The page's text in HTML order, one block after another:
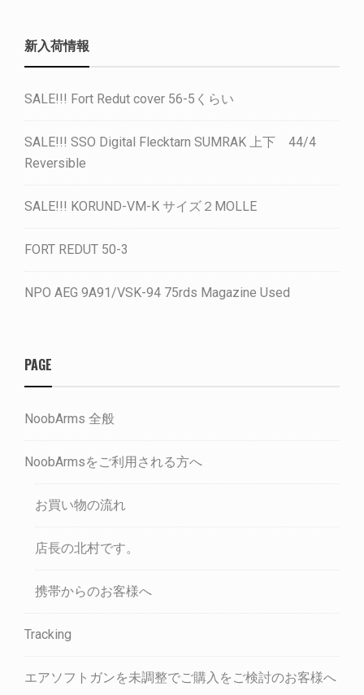
新入荷情報
SALE!!! Fort Redut cover 56-5くらい
SALE!!! SSO Digital Flecktarn SUMRAK 上下 44/4
Reversible
SALE!!! KORUND-VM-K サイズ２MOLLE
FORT REDUT 50-3
NPO AEG 9A91/VSK-94 75rds Magazine Used
PAGE
NoobArms 全般
NoobArmsをご利用される方へ
お買い物の流れ
店長の北村です。
携帯からのお客様へ
Tracking
エアソフトガンを未調整でご購入をご検討のお客様へ